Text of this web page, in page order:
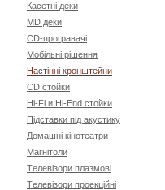
Касетні деки
MD деки
CD-програвачі
Мобільні рішення
Настінні кронштейни
CD стойки
Hi-Fi и Hi-End стойки
Підставки під акустику
Домашні кінотеатри
Магнітоли
Tелевізори плазмові
Tелевізори проекційні